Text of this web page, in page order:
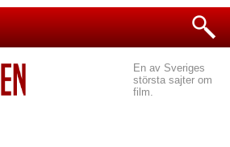
En av Sveriges
största sajter om
film.